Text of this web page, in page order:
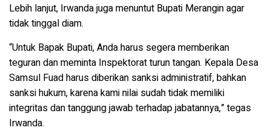
Lebih lanjut, Irwanda juga menuntut Bupati Meranginagar
tidak tinggal diam.
“Untuk Bapak Bupati, Anda harus segera memberikan
tegurandanmeminta Inspektorat turun tangan. Kepala Desa
Samsul Fuad harus diberikan sanksi administratif, bahkan
sanksi hukum, karena kami nilai sudah tidak memiliki
integritas dan tanggung jawab terhadap jabatannya,” tegas
Irwanda.